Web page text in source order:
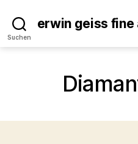
Suchen
erwin geiss